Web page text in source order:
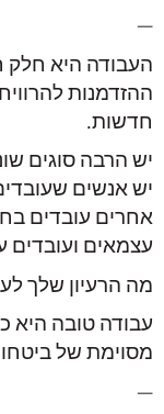
—
העבודה היא חלק
ההזדמנות
חדשות.
יש הרבה סוגים
יש אנשים
אחרים עובדים
עצמאים ועובדים
מה הרעיון שלך
עבודה טובה היא
מסוימת של
—